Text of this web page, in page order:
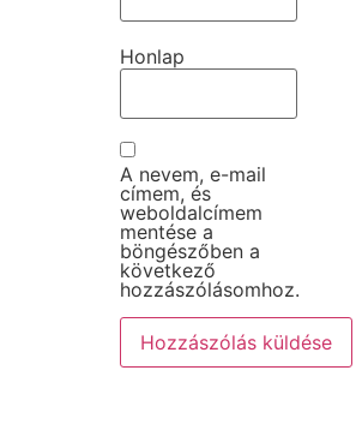
Honlap
A nevem, e-mail
címem, és
weboldalcímem
mentése a
böngészőben a
következő
hozzászólásomhoz.